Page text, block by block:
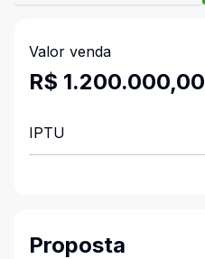
Valor venda
R$ 1.200.000,00
IPTU
Proposta